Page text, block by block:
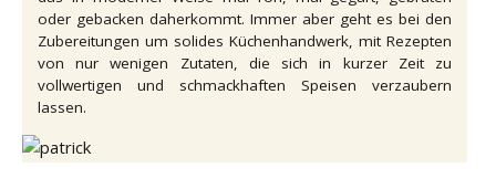
oder gebacken daherkommt. Immer aber geht es bei den
Zubereitungen um solides Küchenhandwerk, mit Rezepten
von nur wenigen Zutaten, die sich in kurzer Zeit zu
vollwertigen und schmackhaften Speisen verzaubern
lassen.